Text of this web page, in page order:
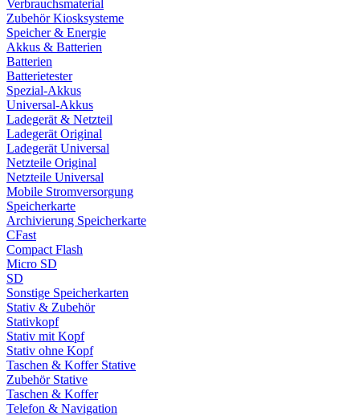
Verbrauchsmaterial
Zubehör Kiosksysteme
Speicher & Energie
Akkus & Batterien
Batterien
Batterietester
Spezial-Akkus
Universal-Akkus
Ladegerät & Netzteil
Ladegerät Original
Ladegerät Universal
Netzteile Original
Netzteile Universal
Mobile Stromversorgung
Speicherkarte
Archivierung Speicherkarte
CFast
Compact Flash
Micro SD
SD
Sonstige Speicherkarten
Stativ & Zubehör
Stativkopf
Stativ mit Kopf
Stativ ohne Kopf
Taschen & Koffer Stative
Zubehör Stative
Taschen & Koffer
Telefon & Navigation